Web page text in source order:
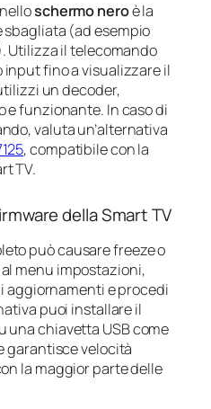
schermo neroè la
(ad esempio
Utilizza il telecomando
fino a visualizzare il
un decoder,
e funzionante. In caso di
valuta un’alternativa
, compatibile con la
TV.
della Smart TV
può causare freeze o
menu impostazioni,
aggiornamenti e procedi
puoi installare il
una chiavetta USB come
garantisce velocità
la maggior parte delle